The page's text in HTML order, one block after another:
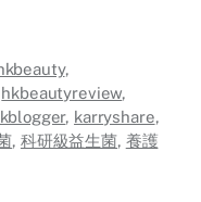
,
hkbeautyreview,
, karryshare,
, 科研級益生菌, 養護